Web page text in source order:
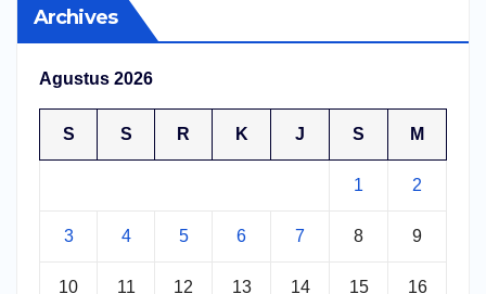
Archives
Agustus 2026
S S R K J S M
1 2
3 4 5 6 7 8 9
10 11 12 13 14 15 16